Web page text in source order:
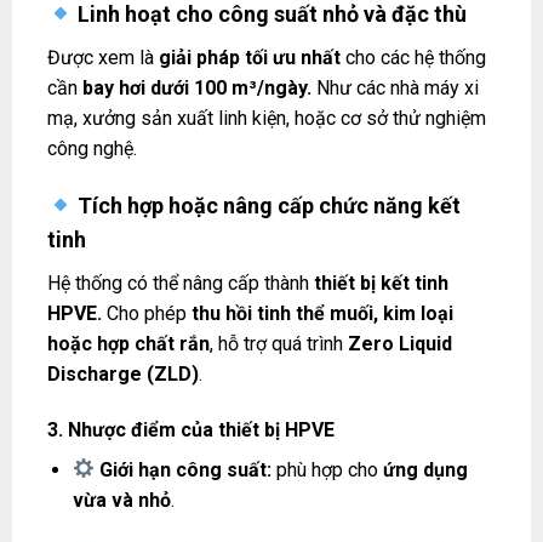
Linh hoạt cho công suất nhỏ và đặc thù
Được xem là giải pháp tối ưu nhất cho các hệ thống
cần bay hơi dưới 100 m³/ngày. Như các nhà máy xi
mạ, xưởng sản xuất linh kiện, hoặc cơ sở thử nghiệm
công nghệ.
Tích hợp hoặc nâng cấp chức năng kết
tinh
Hệ thống có thể nâng cấp thànhthiết bị kết tinh
HPVE.Cho phépthu hồi tinh thể muối, kim loại
hoặc hợp chất rắn, hỗ trợ quá trình Zero Liquid
Discharge (ZLD).
3. Nhược điểm của thiết bị HPVE
Giới hạn công suất: phù hợp choứng dụng
vừa và nhỏ.